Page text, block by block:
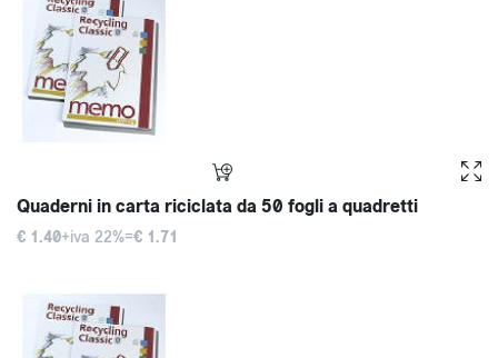
Quaderni in carta riciclata da 50 fogli a quadretti
€ 1.40+iva 22%=€ 1.71